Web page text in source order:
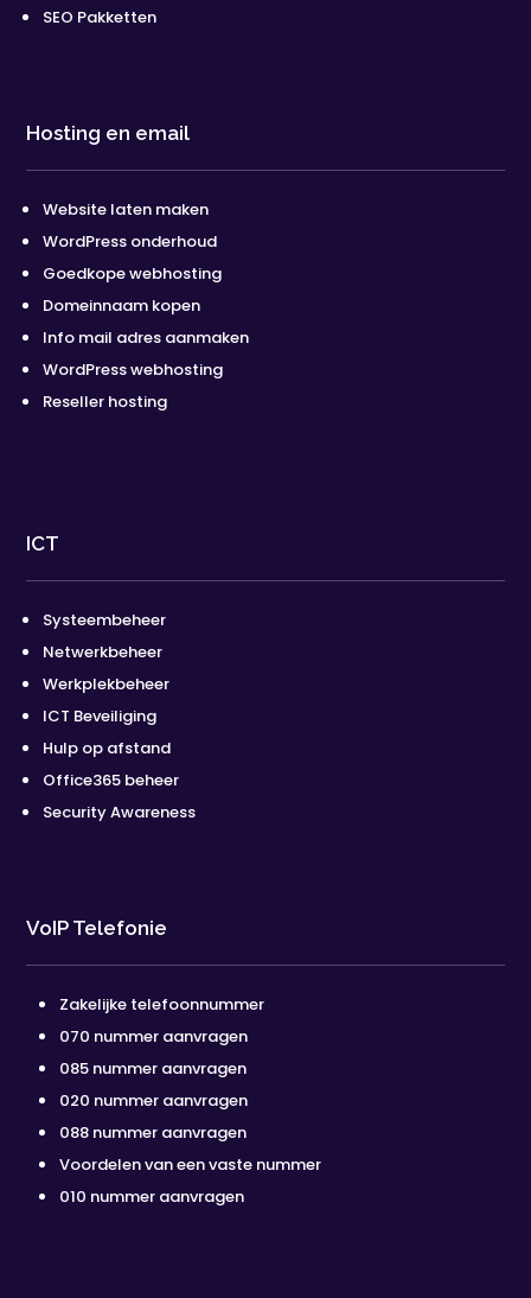
SEO Pakketten
Hosting en email
Website laten maken
WordPress onderhoud
Goedkope webhosting
Domeinnaam kopen
Info mail adres aanmaken
WordPress webhosting
Reseller hosting
ICT
Systeembeheer
Netwerkbeheer
Werkplekbeheer
ICT Beveiliging
Hulp op afstand
Office365 beheer
Security Awareness
VoIP Telefonie
Zakelijke telefoonnummer
070 nummer aanvragen
085 nummer aanvragen
020 nummer aanvragen
088 nummer aanvragen
Voordelen van een vaste nummer
010 nummer aanvragen